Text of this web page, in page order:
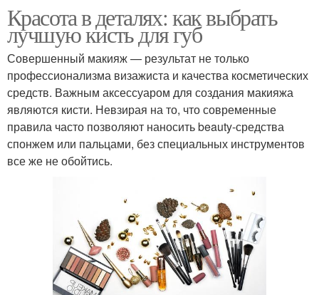
Красота в деталях: как выбрать
лучшую кисть для губ
Совершенный макияж — результат не только
профессионализма визажиста и качества косметических
средств. Важным аксессуаром для создания макияжа
являются кисти. Невзирая на то, что современные
правила часто позволяют наносить beauty-средства
спонжем или пальцами, без специальных инструментов
все же не обойтись.